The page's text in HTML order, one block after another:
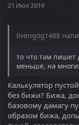
21 Июл 2019
livengog1488
то что там пишет
меньше, на
Калькулятор
без бижи? Бижа,
базовому дамагу
образом бижа,